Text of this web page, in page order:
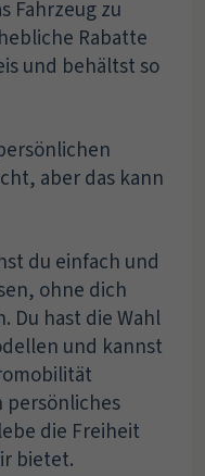
Fahrzeug zu
Rabatte
und behältst so
aber das kann
du einfach und
ohne dich
Du hast die Wahl
und kannst
die Freiheit
bietet.